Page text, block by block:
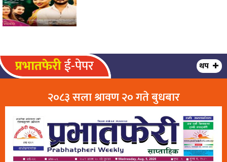
प्रभातफेरीई-पेपर थप
२०८३ सला श्रावण २० गते बुधबार